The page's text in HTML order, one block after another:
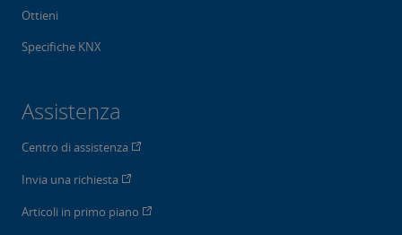
Ottieni
Specifiche KNX
Assistenza
Centro di assistenza
Invia una richiesta
Articoli in primo piano